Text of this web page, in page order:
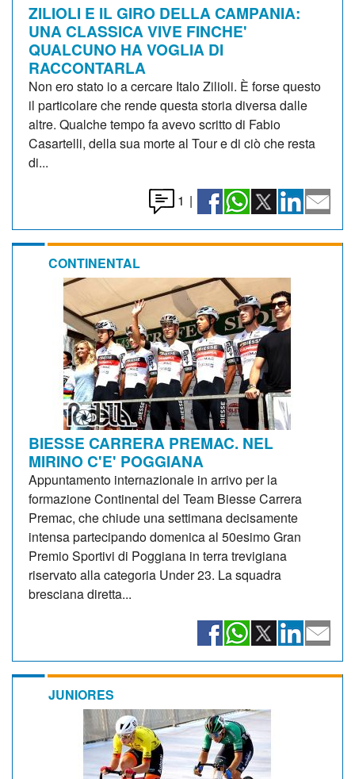
ZILIOLI E IL GIRO DELLA CAMPANIA:
UNA CLASSICA VIVE FINCHE'
QUALCUNO HA VOGLIA DI
RACCONTARLA
Non ero stato io a cercare Italo Zilioli. È forse questo
il particolare che rende questa storia diversa dalle
altre. Qualche tempo fa avevo scritto di Fabio
Casartelli, della sua morte al Tour e di ciò che resta
di...
1 |
CONTINENTAL
BIESSE CARRERA PREMAC. NEL
MIRINO C'E' POGGIANA
Appuntamento internazionale in arrivo per la
formazione Continental del Team Biesse Carrera
Premac, che chiude una settimana decisamente
intensa partecipando domenica al 50esimo Gran
Premio Sportivi di Poggiana in terra trevigiana
riservato alla categoria Under 23. La squadra
bresciana diretta...
JUNIORES